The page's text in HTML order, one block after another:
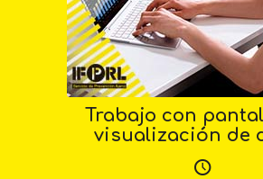
Trabajo con
visualización de